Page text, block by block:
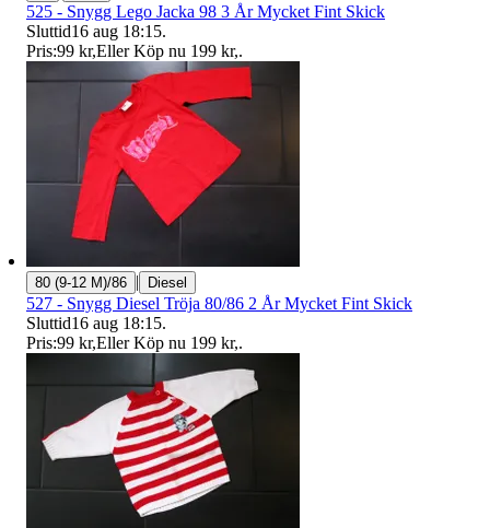
525 - Snygg Lego Jacka 98 3 År Mycket Fint Skick
Sluttid16 aug 18:15.
Pris:99 kr,Eller Köp nu 199 kr,.
80 (9-12 M)/86 | Diesel
527 - Snygg Diesel Tröja 80/86 2 År Mycket Fint Skick
Sluttid16 aug 18:15.
Pris:99 kr,Eller Köp nu 199 kr,.